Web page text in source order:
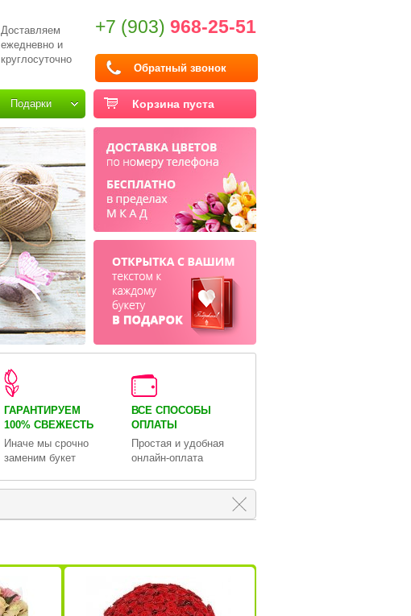
Доставляем
ежедневно и
круглосуточно
+7 (903) 968-25-51
Обратный звонок
Корзина пуста
Подарки
ГАРАНТИРУЕМ
100% СВЕЖЕСТЬ
Иначе мы срочно
заменим букет
ВСЕ СПОСОБЫ
ОПЛАТЫ
Простая и удобная
онлайн-оплата